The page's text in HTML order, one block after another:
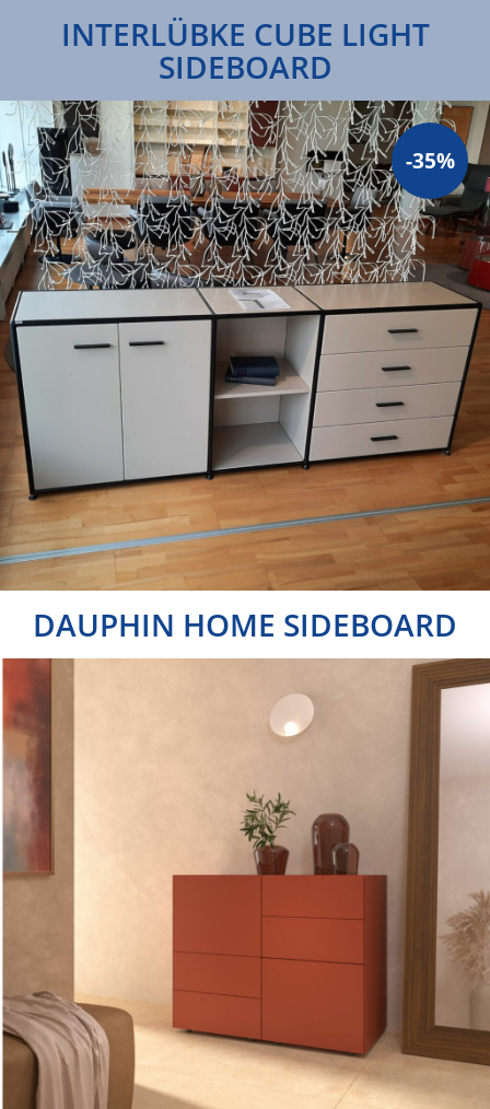
INTERLÜBKE CUBE LIGHT
SIDEBOARD
-35%
DAUPHIN HOME SIDEBOARD